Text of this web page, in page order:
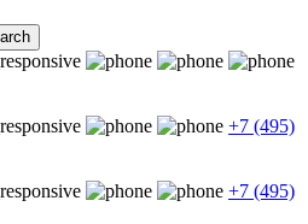
+7 (495)
+7 (495)